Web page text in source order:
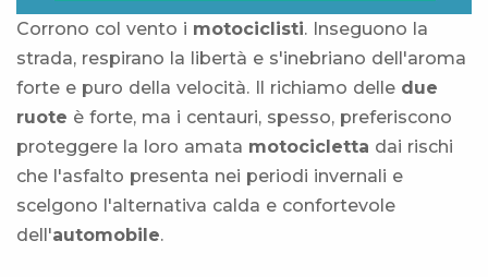
Corrono col vento i motociclisti. Inseguono la
strada, respirano la libertà e s'inebriano dell'aroma
forte e puro della velocità. Il richiamo delle due
ruote è forte, ma i centauri, spesso, preferiscono
proteggere la loro amata motocicletta dai rischi
che l'asfalto presenta nei periodi invernali e
scelgono l'alternativa calda e confortevole
dell'automobile.